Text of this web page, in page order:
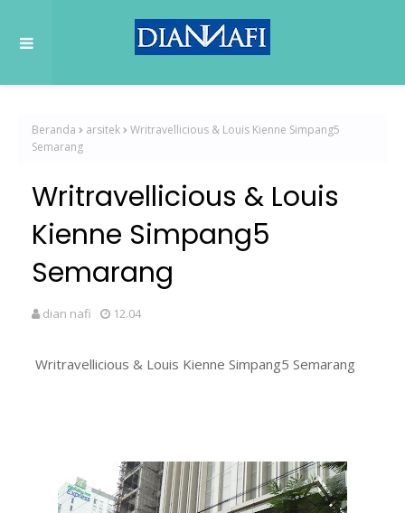
Beranda arsitek
Writravellicious & Louis Kienne Simpang5
Semarang
Writravellicious & Louis
Kienne Simpang5
Semarang
dian nafi 12.04
Writravellicious & Louis Kienne Simpang5 Semarang